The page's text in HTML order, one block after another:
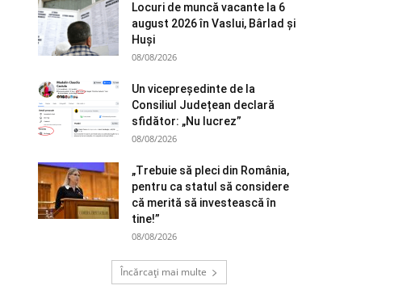
Locuri de muncă vacante la 6
august 2026 în Vaslui, Bârlad și
Huși
08/08/2026
Un vicepreședinte de la
Consiliul Județean declară
sfidător: „Nu lucrez”
08/08/2026
„Trebuie să pleci din România,
pentru ca statul să considere
că merită să investească în
tine!”
08/08/2026
Încărcați mai multe